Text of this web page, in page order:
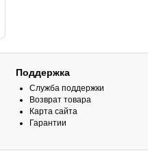
Поддержка
Служба поддержки
Возврат товара
Карта сайта
Гарантии